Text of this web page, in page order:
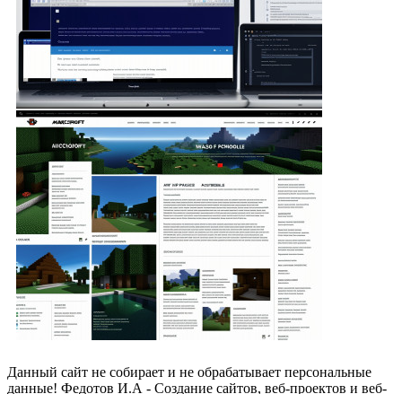
Данный сайт не собирает и не обрабатывает персональные
данные! Федотов И.А - Создание сайтов, веб-проектов и веб-